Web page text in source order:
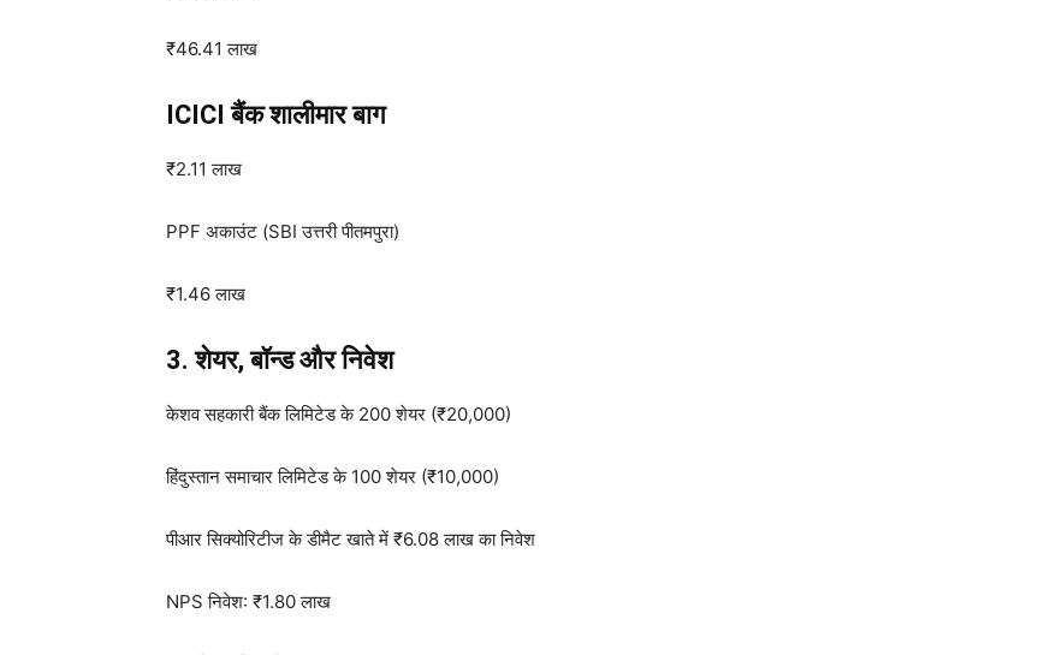
₹46.41 लाख
ICICI बैंक शालीमार बाग
₹2.11 लाख
PPF अकाउंट (SBI उत्तरी पीतमपुरा)
₹1.46 लाख
3. शेयर, बॉन्ड और निवेश
केशव सहकारी बैंक लिमिटेड के 200 शेयर (₹20,000)
हिंदुस्तान समाचार लिमिटेड के 100 शेयर (₹10,000)
पीआर सिक्योरिटीज के डीमैट खाते में ₹6.08 लाख का निवेश
NPS निवेश: ₹1.80 लाख